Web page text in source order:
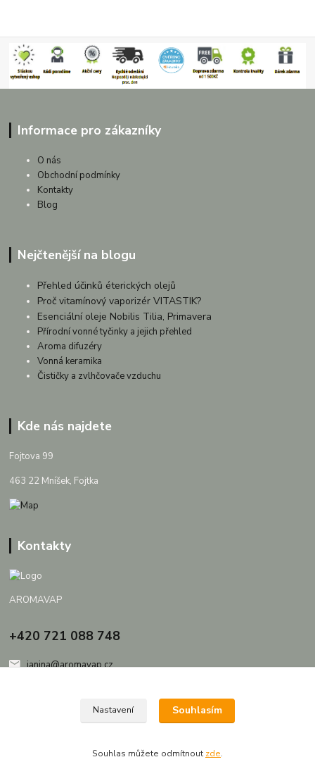
Informace pro zákazníky
O nás
Obchodní podmínky
Kontakty
Blog
Nejčtenější na blogu
Přehled účinků éterických olejů
Proč vitamínový vaporizér VITASTIK?
Esenciální oleje Nobilis Tilia, Primavera
Přírodní vonné tyčinky a jejich přehled
Aroma difuzéry
Vonná keramika
Čističky a zvlhčovače vzduchu
Kde nás najdete
Fojtova 99
463 22 Mníšek, Fojtka
Kontakty
AROMAVAP
+420 721 088 748
janina@aromavap.cz
Nastavení Souhlasím
Souhlas můžete odmítnout zde.